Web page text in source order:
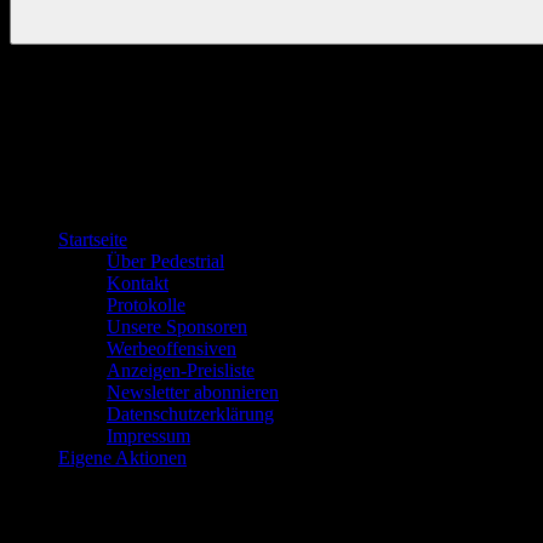
Startseite
Über Pedestrial
Kontakt
Protokolle
Unsere Sponsoren
Werbeoffensiven
Anzeigen-Preisliste
Newsletter abonnieren
Datenschutzerklärung
Impressum
Eigene Aktionen